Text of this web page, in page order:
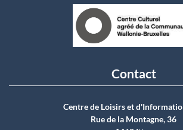
Contact
Centre de Loisirs et
Rue de la Montagne, 36